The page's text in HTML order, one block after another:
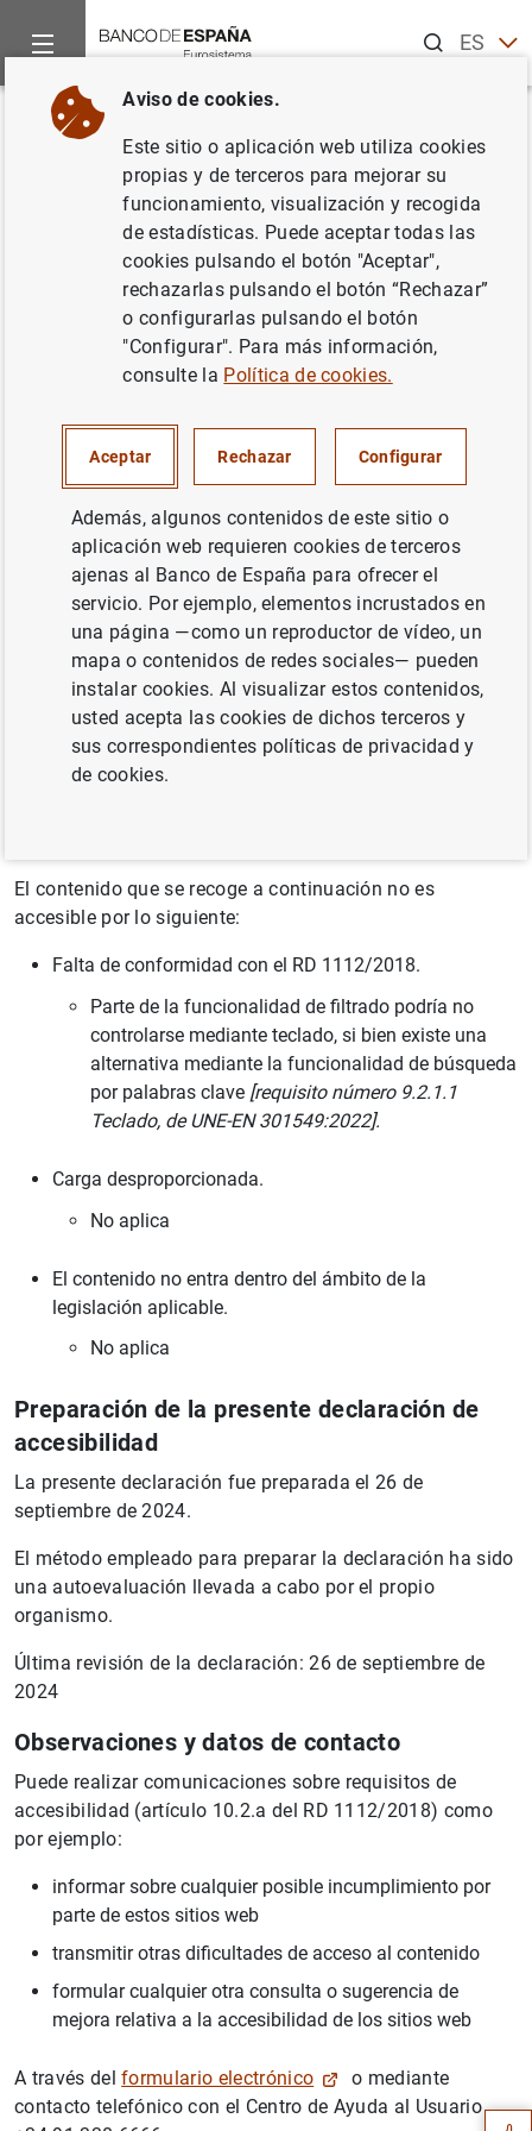
ESEN
Inicio Accesibilidad
Volver
Declaración de accesibilidad
Declaración de accesibilidad
Banco de España se ha comprometido a hacer accesible
1112/2018, de 7 de septiembre, sobre accesibilidad de
los sitios web y aplicaciones para dispositivos móviles
del sector público
.
La presente declaración de accesibilidad se aplica al
siguiente sitio web:
https://app.bde.es/hnb_www/
Situación de cumplimiento
El sitio web es parcialmente conforme con el RD
1112/2018 debido a las excepciones y a la falta de
conformidad de los aspectos que se indican a
El contenido que se recoge a continuación no es
accesible por lo siguiente:
Falta de conformidad con el RD 1112/2018.
Parte de la funcionalidad de filtrado podría no
controlarse mediante teclado, si bien existe una
alternativa mediante la funcionalidad de búsqueda
por palabras clave [requisito número 9.2.1.1
Teclado, de UNE-EN 301549:2022].
Carga desproporcionada.
No aplica
El contenido no entra dentro del ámbito de la
legislación aplicable.
No aplica
Preparación de la presente declaración de
accesibilidad
La presente declaración fue preparada el 26 de
septiembre de 2024.
El método empleado para preparar la declaración ha sido
una autoevaluación llevada a cabo por el propio
organismo.
Última revisión de la declaración: 26 de septiembre de
2024
Observaciones y datos de contacto
Puede realizar comunicaciones sobre requisitos de
accesibilidad (artículo 10.2.a del RD 1112/2018) como
por ejemplo:
informar sobre cualquier posible incumplimiento por
parte de estos sitios web
transmitir otras dificultades de acceso al contenido
formular cualquier otra consulta o sugerencia de
mejora relativa a la accesibilidad de los sitios web
A través delformulario electrónico
o mediante
contacto telefónico con el Centro de Ayuda al Usuario
Sugerencias
Aviso de cookies.
Este sitio o aplicación web utiliza cookies
propias y de terceros para mejorar su
funcionamiento, visualización y recogida
de estadísticas. Puede aceptar todas las
cookies pulsando el botón "Aceptar",
rechazarlas pulsando el botón “Rechazar”
o configurarlas pulsando el botón
"Configurar". Para más información,
consulte la Política de cookies.
Aceptar Rechazar Configurar
Además, algunos contenidos de este sitio o
aplicación web requieren cookies de terceros
ajenas al Banco de España para ofrecer el
servicio. Por ejemplo, elementos incrustados en
una página —como un reproductor de vídeo, un
mapa o contenidos de redes sociales— pueden
instalar cookies. Al visualizar estos contenidos,
usted acepta las cookies de dichos terceros y
sus correspondientes políticas de privacidad y
de cookies.